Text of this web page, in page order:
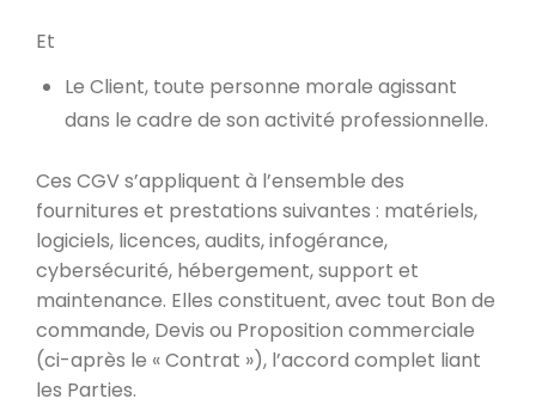
Et
Le Client, toute personne morale agissant
dans le cadre de son activité professionnelle.
Ces CGV s’appliquent à l’ensemble des
fournitures et prestations suivantes : matériels,
logiciels, licences, audits, infogérance,
cybersécurité, hébergement, support et
maintenance. Elles constituent, avec tout Bon de
commande, Devis ou Proposition commerciale
(ci-après le « Contrat »), l’accord complet liant
les Parties.